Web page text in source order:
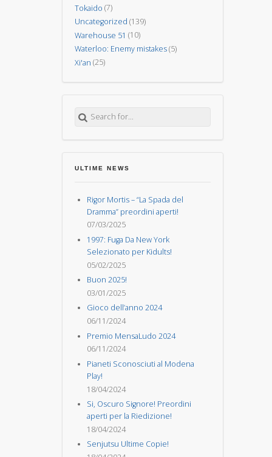
Tokaido (7)
Uncategorized (139)
Warehouse 51 (10)
Waterloo: Enemy mistakes(5)
Xi'an (25)
ULTIME NEWS
Rigor Mortis – “La Spada del
Dramma” preordini aperti!
07/03/2025
1997: Fuga Da New York
Selezionato per Kidults!
05/02/2025
Buon 2025!
03/01/2025
Gioco dell’anno 2024
06/11/2024
Premio MensaLudo 2024
06/11/2024
Pianeti Sconosciuti al Modena
Play!
18/04/2024
Si, Oscuro Signore! Preordini
aperti per la Riedizione!
18/04/2024
Senjutsu Ultime Copie!